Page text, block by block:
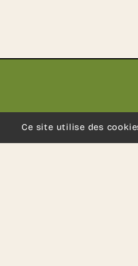
Ce site utilise des